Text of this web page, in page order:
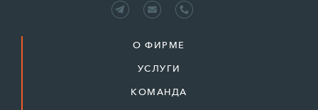
О ФИРМЕ
УСЛУГИ
КОМАНДА